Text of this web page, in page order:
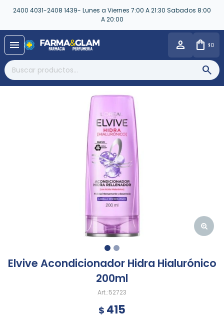
2400 4031-2408 1439- Lunes a Viernes 7:00 A 21:30 Sabados 8:00
A 20:00
menu $0
Elvive Acondicionador Hidra Hialurónico
200ml
52723
$ 415